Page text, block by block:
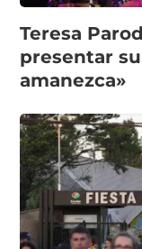
Teresa
presentar
amanezca»